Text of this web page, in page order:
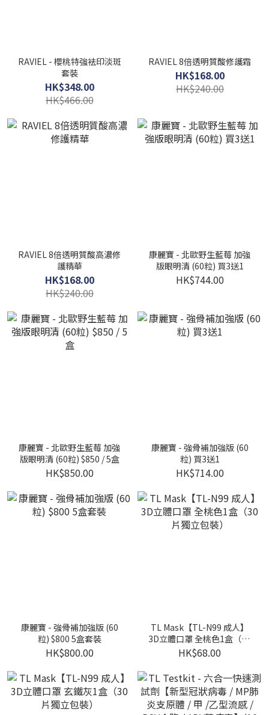
RAVIEL - 櫻桃特強袪印淡斑
套裝
HK$348.00
HK$466.00
RAVIEL 8倍透明質酸修護霜
HK$168.00
HK$240.00
RAVIEL 8倍透明質酸高濃修
護精華
HK$168.00
HK$240.00
康麗寶 - 北歐野生藍莓 加強
版眼明清 (60粒) 買3送1
HK$744.00
康麗寶 - 北歐野生藍莓 加強
版眼明清 (60粒) $850 / 5盒
HK$850.00
康麗寶 - 強骨補加強版 (60
粒) 買3送1
HK$714.00
康麗寶 - 強骨補加強版 (60
粒) $800 5盒套裝
HK$800.00
TL Mask【TL-N99 成人】
3D立體口罩 全桃色1盒（30
片獨立包裝）
HK$68.00